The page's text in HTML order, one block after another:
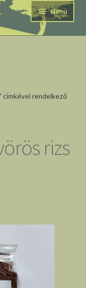
Menü
címkével rendelkező
rizs